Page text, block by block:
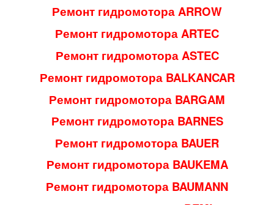
Ремонт гидромотора ARROW
Ремонт гидромотора ARTEC
Ремонт гидромотора ASTEC
Ремонт гидромотора BALKANCAR
Ремонт гидромотора BARGAM
Ремонт гидромотора BARNES
Ремонт гидромотора BAUER
Ремонт гидромотора BAUKEMA
Ремонт гидромотора BAUMANN